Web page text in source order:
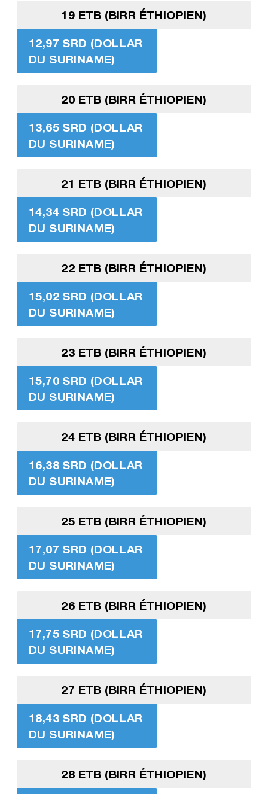
19 ETB (BIRR ÉTHIOPIEN)
12,97 SRD (DOLLAR
DU SURINAME)
20 ETB (BIRR ÉTHIOPIEN)
13,65 SRD (DOLLAR
DU SURINAME)
21 ETB (BIRR ÉTHIOPIEN)
14,34 SRD (DOLLAR
DU SURINAME)
22 ETB (BIRR ÉTHIOPIEN)
15,02 SRD (DOLLAR
DU SURINAME)
23 ETB (BIRR ÉTHIOPIEN)
15,70 SRD (DOLLAR
DU SURINAME)
24 ETB (BIRR ÉTHIOPIEN)
16,38 SRD (DOLLAR
DU SURINAME)
25 ETB (BIRR ÉTHIOPIEN)
17,07 SRD (DOLLAR
DU SURINAME)
26 ETB (BIRR ÉTHIOPIEN)
17,75 SRD (DOLLAR
DU SURINAME)
27 ETB (BIRR ÉTHIOPIEN)
18,43 SRD (DOLLAR
DU SURINAME)
28 ETB (BIRR ÉTHIOPIEN)